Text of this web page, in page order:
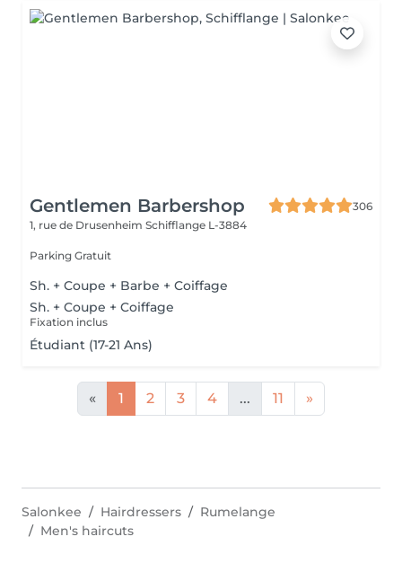
Gentlemen Barbershop
306
1, rue de Drusenheim Schifflange L-3884
Parking Gratuit
Sh. + Coupe + Barbe + Coiffage
Sh. + Coupe + Coiffage
Fixation inclus
Étudiant (17-21 Ans)
« 1 2 3 4 ... 11 »
Salonkee Hairdressers
Rumelange
Men's haircuts